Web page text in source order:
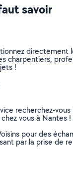
savoir
charpentiers,
!
recherchez-
vous à
pour des
par la prise de